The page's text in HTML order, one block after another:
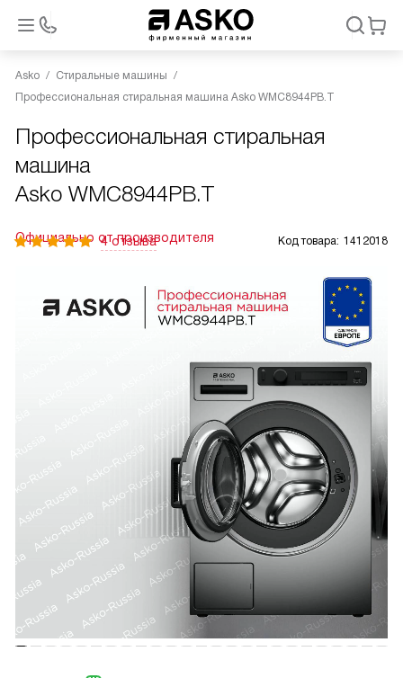
Asko
Стиральные машины
Профессиональная стиральная машина Asko WMC8944PB.T
Профессиональная стиральная
машина
Asko WMC8944PB.T
Официально от производителя
4 отзыва Код товара: 1412018